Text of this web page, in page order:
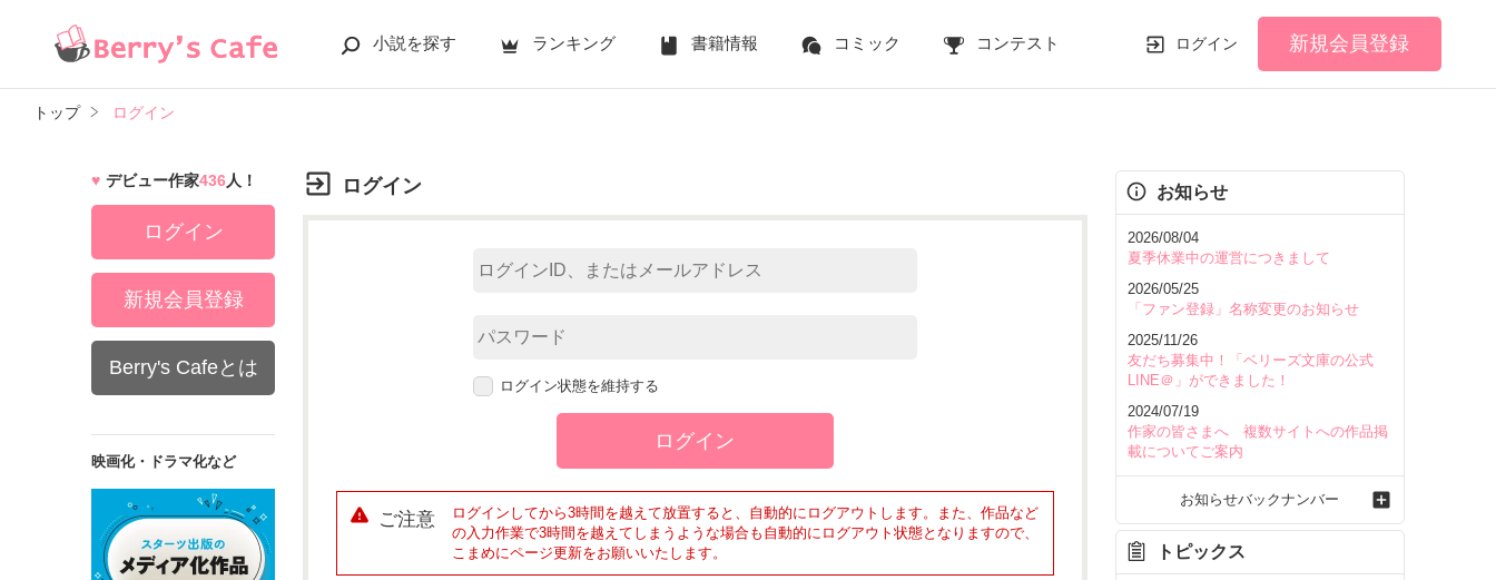
小説を探す ランキング 書籍情報 コミック コンテスト ログイン 新規会員登録
トップ ログイン
ログイン
ログイン状態を維持する
ご注意
ログインしてから3時間を越えて放置すると、自動的にログアウトします。また、作品など
の入力作業で3時間を越えてしまうような場合も自動的にログアウト状態となりますので、
こまめにページ更新をお願いいたします。
デビュー作家436人！
ログイン
新規会員登録
Berry's Cafeとは
映画化・ドラマ化など
お知らせ
2026/08/04
夏季休業中の運営につきまして
2026/05/25
「ファン登録」名称変更のお知らせ
2025/11/26
友だち募集中！「ベリーズ文庫の公式
LINE＠」ができました！
2024/07/19
作家の皆さまへ 複数サイトへの作品掲
載についてご案内
お知らせバックナンバー
トピックス